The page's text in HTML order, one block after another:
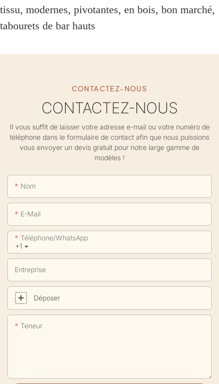
tissu, modernes, pivotantes, en bois, bon marché,
tabourets de bar hauts
CONTACTEZ-NOUS
CONTACTEZ-NOUS
Il vous suffit de laisser votre adresse e-mail ou votre numéro de
téléphone dans le formulaire de contact afin que nous puissions
vous envoyer un devis gratuit pour notre large gamme de
modèles !
Nom
E-Mail
+1
Téléphone/WhatsApp
Entreprise
Déposer
Teneur